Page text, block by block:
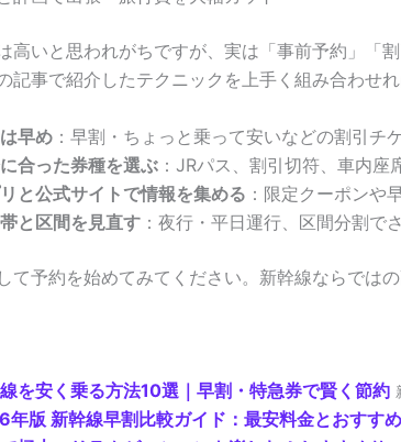
高いと思われがちですが、実は「事前予約」「
記事で紹介したテクニックを上手く組み合わせ
早め ：早割・ちょっと乗って安いなどの割引チ
合った券種を選ぶ ：JRパス、割引切符、車内座
と公式サイトで情報を集める ：限定クーポンや
と区間を見直す ：夜行・平日運行、区間分割で
て予約を始めてみてください。新幹線ならでは
を安く乗る方法10選｜早割・特急券で賢く節約
年版 新幹線早割比較ガイド：最安料金とおすす